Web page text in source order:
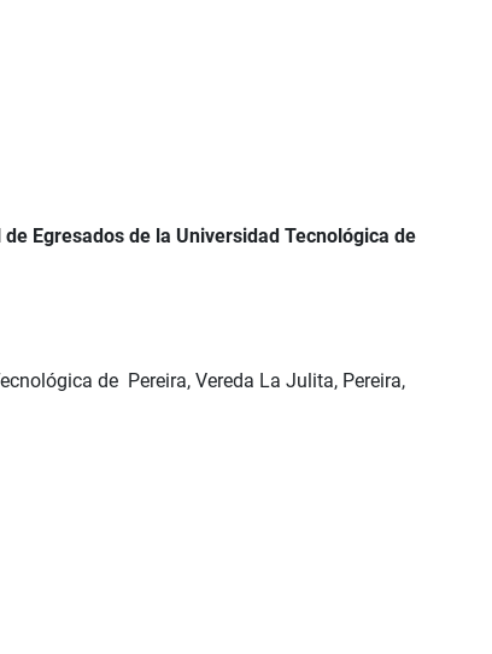
Egresados de la Universidad Tecnológica de
de Pereira, Vereda La Julita, Pereira,